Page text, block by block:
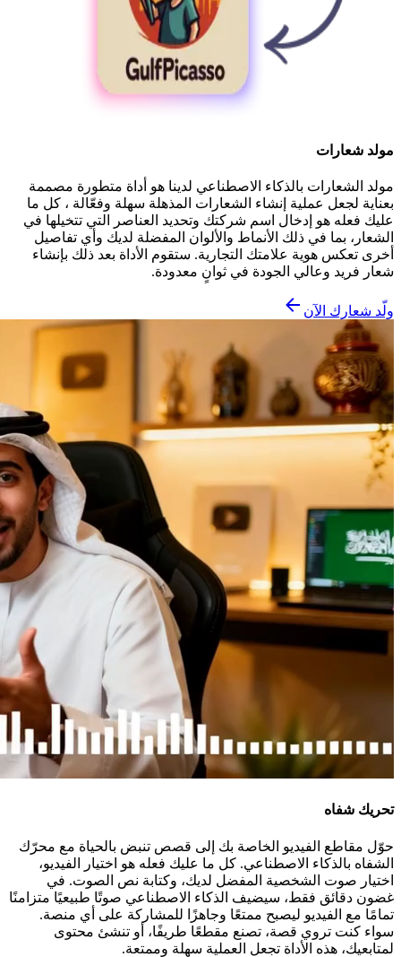
مولد شعارات
مولد الشعارات بالذكاء الاصطناعي لدينا هو أداة متطورة مصممة
بعناية لجعل عملية إنشاء الشعارات المذهلة سهلة وفعّالة ، كل ما
عليك فعله هو إدخال اسم شركتك وتحديد العناصر التي تتخيلها في
الشعار، بما في ذلك الأنماط والألوان المفضلة لديك وأي تفاصيل
أخرى تعكس هوية علامتك التجارية. ستقوم الأداة بعد ذلك بإنشاء
شعار فريد وعالي الجودة في ثوانٍ معدودة.
ولّد شعارك الآن
تحريك شفاه
حوّل مقاطع الفيديو الخاصة بك إلى قصص تنبض بالحياة مع محرّك
الشفاه بالذكاء الاصطناعي. كل ما عليك فعله هو اختيار الفيديو،
اختيار صوت الشخصية المفضل لديك، وكتابة نص الصوت. في
غضون دقائق فقط، سيضيف الذكاء الاصطناعي صوتًا طبيعيًا متزامنًا
تمامًا مع الفيديو ليصبح ممتعًا وجاهزًا للمشاركة على أي منصة.
سواء كنت تروي قصة، تصنع مقطعًا طريفًا، أو تنشئ محتوى
لمتابعيك، هذه الأداة تجعل العملية سهلة وممتعة.